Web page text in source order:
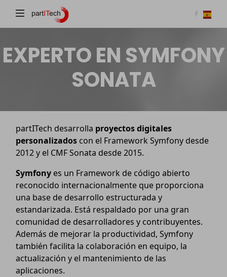
partITech
EXPERTO EN SYMFONY
SONATA
partITech desarrolla proyectos digitales
personalizados con el Framework Symfony desde
2012 y el CMF Sonata desde 2015.
Symfony es un Framework de código abierto
reconocido internacionalmente que proporciona
una base de desarrollo estructurada y
estandarizada. Está respaldado por una gran
comunidad de desarrolladores y contribuyentes.
Además de mejorar la productividad, Symfony
también facilita la colaboración en equipo, la
actualización y el mantenimiento de las
aplicaciones.